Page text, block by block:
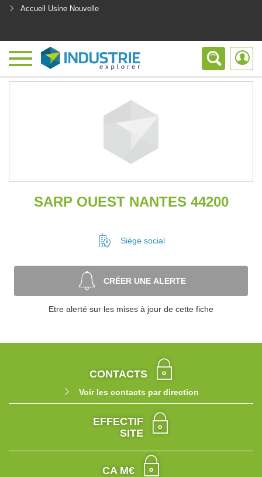
Accueil Usine Nouvelle
SARP OUEST NANTES 44200
Siège social
CRÉER UNE ALERTE
Etre alerté sur les mises à jour de cette fiche
CONTACTS
Voir les contacts par direction
EFFECTIF
SITE
CA M€